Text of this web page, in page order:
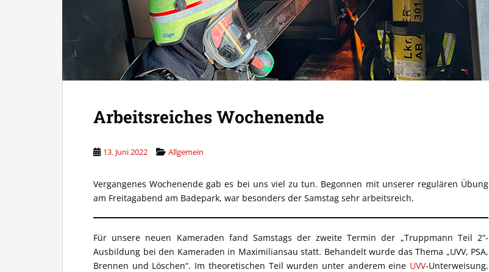
Arbeitsreiches Wochenende
13. Juni 2022 Allgemein
Vergangenes Wochenende gab es bei uns viel zu tun. Begonnen mit unserer regulären Übung
am Freitagabend am Badepark, war besonders der Samstag sehr arbeitsreich.
Für unsere neuen Kameraden fand Samstags der zweite Termin der „Truppmann Teil 2“-
Ausbildung bei den Kameraden in Maximiliansau statt. Behandelt wurde das Thema „UVV, PSA,
Brennen und Löschen“. Im theoretischen Teil wurden unter anderem eine UVV-Unterweisung,